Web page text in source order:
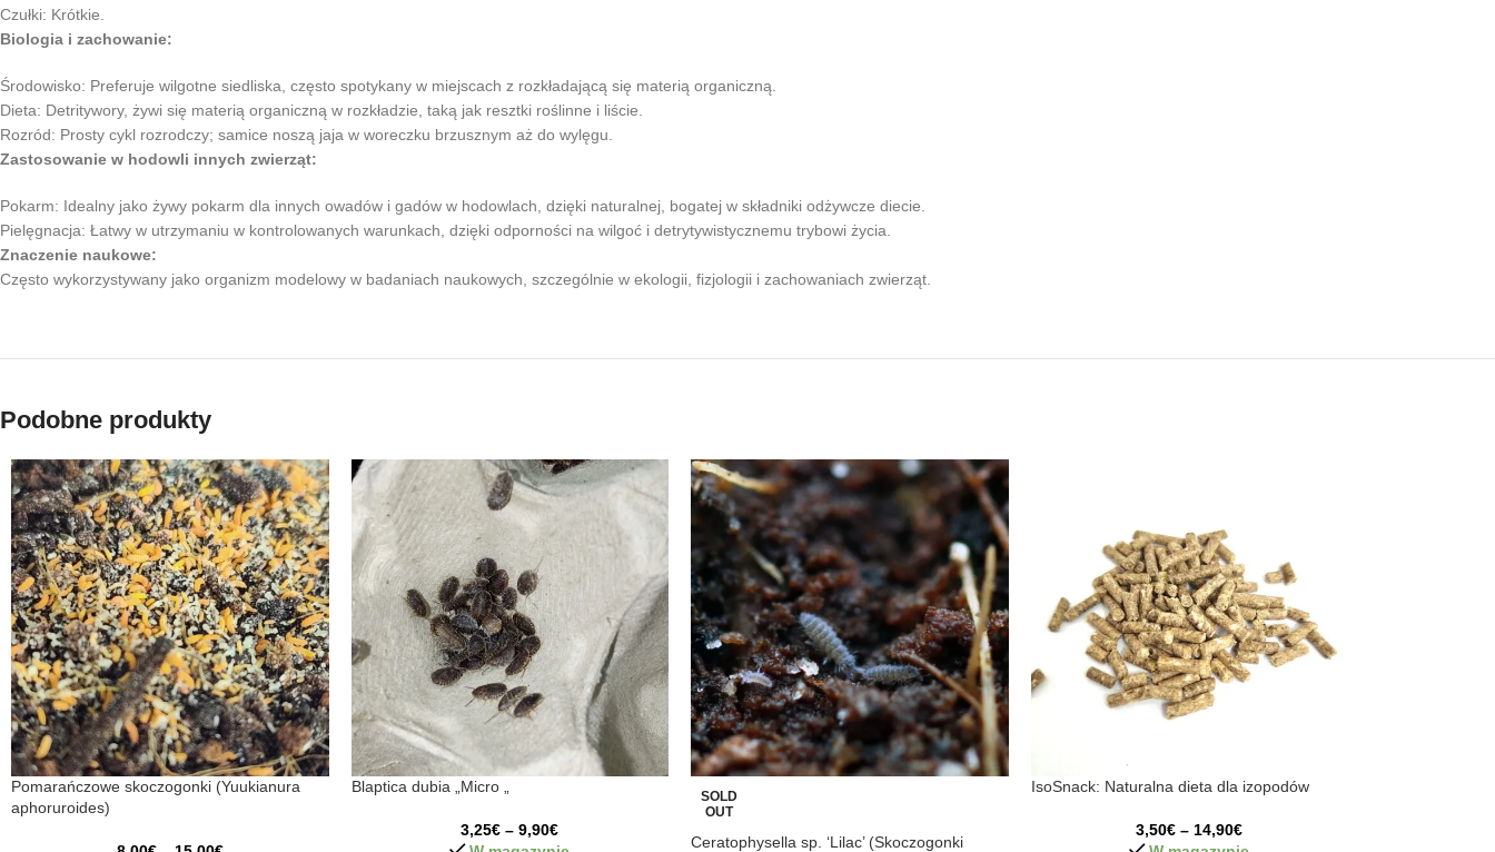
Czułki: Krótkie.
Biologia i zachowanie:
Środowisko: Preferuje wilgotne siedliska, często spotykany w miejscach z rozkładającą się materią organiczną.
Dieta: Detritywory, żywi się materią organiczną w rozkładzie, taką jak resztki roślinne i liście.
Rozród: Prosty cykl rozrodczy; samice noszą jaja w woreczku brzusznym aż do wylęgu.
Zastosowanie w hodowli innych zwierząt:
Pokarm: Idealny jako żywy pokarm dla innych owadów i gadów w hodowlach, dzięki naturalnej, bogatej w składniki odżywcze diecie.
Pielęgnacja: Łatwy w utrzymaniu w kontrolowanych warunkach, dzięki odporności na wilgoć i detrytywistycznemu trybowi życia.
Znaczenie naukowe:
Często wykorzystywany jako organizm modelowy w badaniach naukowych, szczególnie w ekologii, fizjologii i zachowaniach zwierząt.
Podobne produkty
Pomarańczowe skoczogonki (Yuukianura
aphoruroides)
Blaptica dubia „Micro „
3,25€ – 9,90€
SOLD
OUT
Ceratophysella sp. ‘Lilac’ (Skoczogonki
IsoSnack: Naturalna dieta dla izopodów
3,50€ – 14,90€